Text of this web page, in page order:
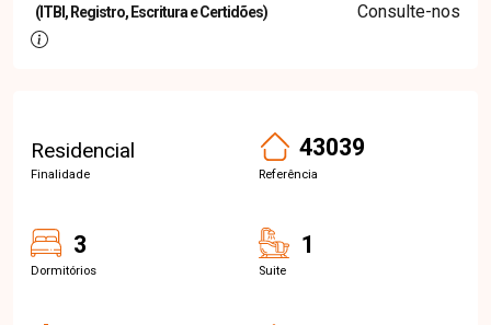
(ITBI, Registro, Escritura e Certidões) Consulte-nos
Residencial
Finalidade
43039
Referência
3
Dormitórios
1
Suite